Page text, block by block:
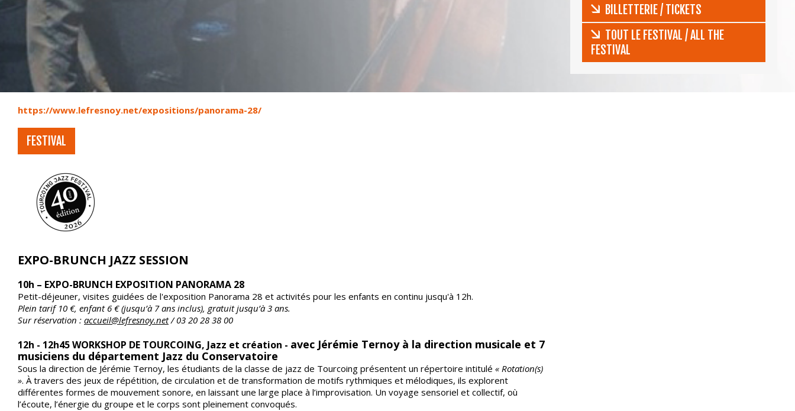
https://www.lefresnoy.net/expositions/panorama-28/
FESTIVAL
EXPO-BRUNCH JAZZ SESSION
10h – EXPO-BRUNCH EXPOSITION PANORAMA 28
Petit-déjeuner, visites guidées de l'exposition Panorama 28 et activités pour les enfants en continu jusqu'à 12h.
Plein tarif 10 €, enfant 6 € (jusqu’à 7 ans inclus), gratuit jusqu’à 3 ans.
Sur réservation : accueil@lefresnoy.net/ 03 20 28 38 00
12h - 12h45 WORKSHOP DE TOURCOING, Jazz et création - avec Jérémie Ternoy à la direction musicale et 7
musiciens du département Jazz du Conservatoire
Sous la direction de Jérémie Ternoy, les étudiants de la classe de jazz de Tourcoing présentent un répertoire intitulé « Rotation(s)
». À travers des jeux de répétition, de circulation et de transformation de motifs rythmiques et mélodiques, ils explorent
différentes formes de mouvement sonore, en laissant une large place à l’improvisation. Un voyage sensoriel et collectif, où
l’écoute, l’énergie du groupe et le corps sont pleinement convoqués.
BILLETTERIE / TICKETS
TOUT LE FESTIVAL / ALL THE
FESTIVAL